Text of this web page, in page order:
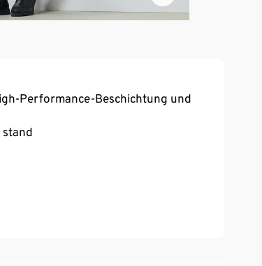
Performance-Beschichtung und
stand